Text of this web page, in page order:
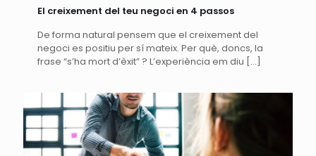
El creixement del teu negoci en 4 passos
De forma natural pensem que el creixement del
negoci es positiu per sí mateix. Per què, doncs, la
frase “s’ha mort d’èxit” ? L’experiència em diu […]